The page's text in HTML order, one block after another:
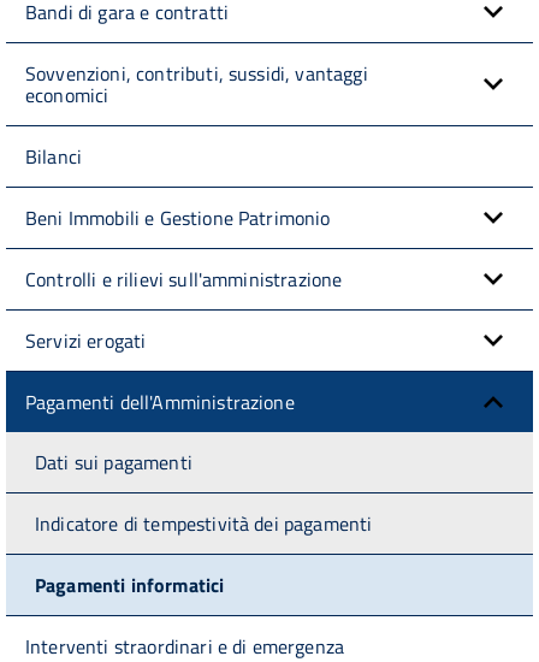
Bandi di gara e contratti
Sovvenzioni, contributi, sussidi, vantaggi
economici
Bilanci
Beni Immobili e Gestione Patrimonio
Controlli e rilievi sull'amministrazione
Servizi erogati
Pagamenti dell'Amministrazione
Dati sui pagamenti
Indicatore di tempestività dei pagamenti
Pagamenti informatici
Interventi straordinari e di emergenza